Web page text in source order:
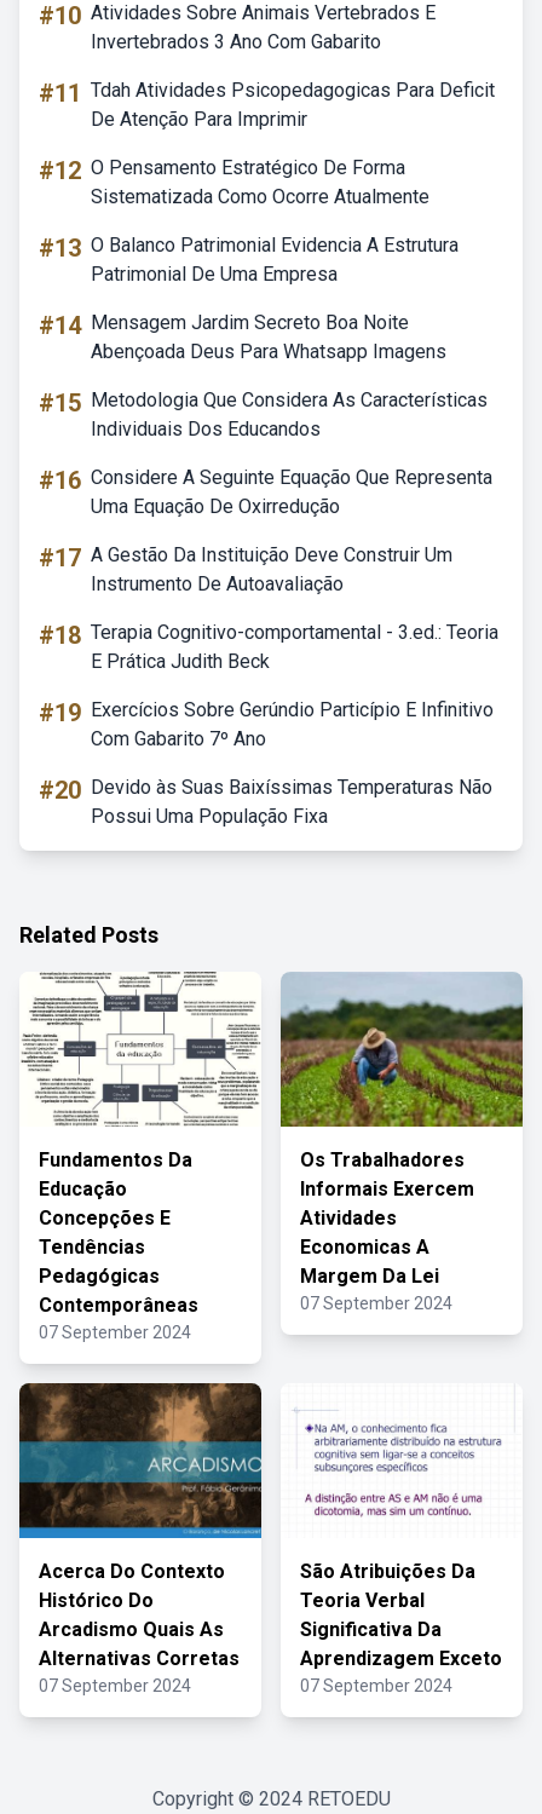
#10 Atividades Sobre Animais Vertebrados E
Invertebrados 3 Ano Com Gabarito
#11 Tdah Atividades Psicopedagogicas Para Deficit
De Atenção Para Imprimir
#12 O Pensamento Estratégico De Forma
Sistematizada Como Ocorre Atualmente
#13 O Balanco Patrimonial Evidencia A Estrutura
Patrimonial De Uma Empresa
#14 Mensagem Jardim Secreto Boa Noite
Abençoada Deus Para Whatsapp Imagens
#15 Metodologia Que Considera As Características
Individuais Dos Educandos
#16 Considere A Seguinte Equação Que Representa
Uma Equação De Oxirredução
#17 A Gestão Da Instituição Deve Construir Um
Instrumento De Autoavaliação
#18 Terapia Cognitivo-comportamental - 3.ed.: Teoria
E Prática Judith Beck
#19 Exercícios Sobre Gerúndio Particípio E Infinitivo
Com Gabarito 7º Ano
#20 Devido às Suas Baixíssimas Temperaturas Não
Possui Uma População Fixa
Related Posts
Fundamentos Da
Educação
Concepções E
Tendências
Pedagógicas
Contemporâneas
07 September 2024
Os Trabalhadores
Informais Exercem
Atividades
Economicas A
Margem Da Lei
07 September 2024
Acerca Do Contexto
Histórico Do
Arcadismo Quais As
Alternativas Corretas
07 September 2024
São Atribuições Da
Teoria Verbal
Significativa Da
Aprendizagem Exceto
07 September 2024
Copyright © 2024 RETOEDU